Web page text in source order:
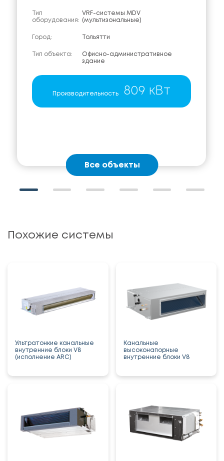
Тип
оборудования:
VRF-системы MDV
(мультизональные)
Город: Тольятти
Тип объекта:
Офисно-административное
здание
Производительность 809 кВт
Все объекты
Похожие системы
Ультратонкие канальные
внутренние блоки V8
(исполнение ARC)
Канальные
высоконапорные
внутренние блоки V8